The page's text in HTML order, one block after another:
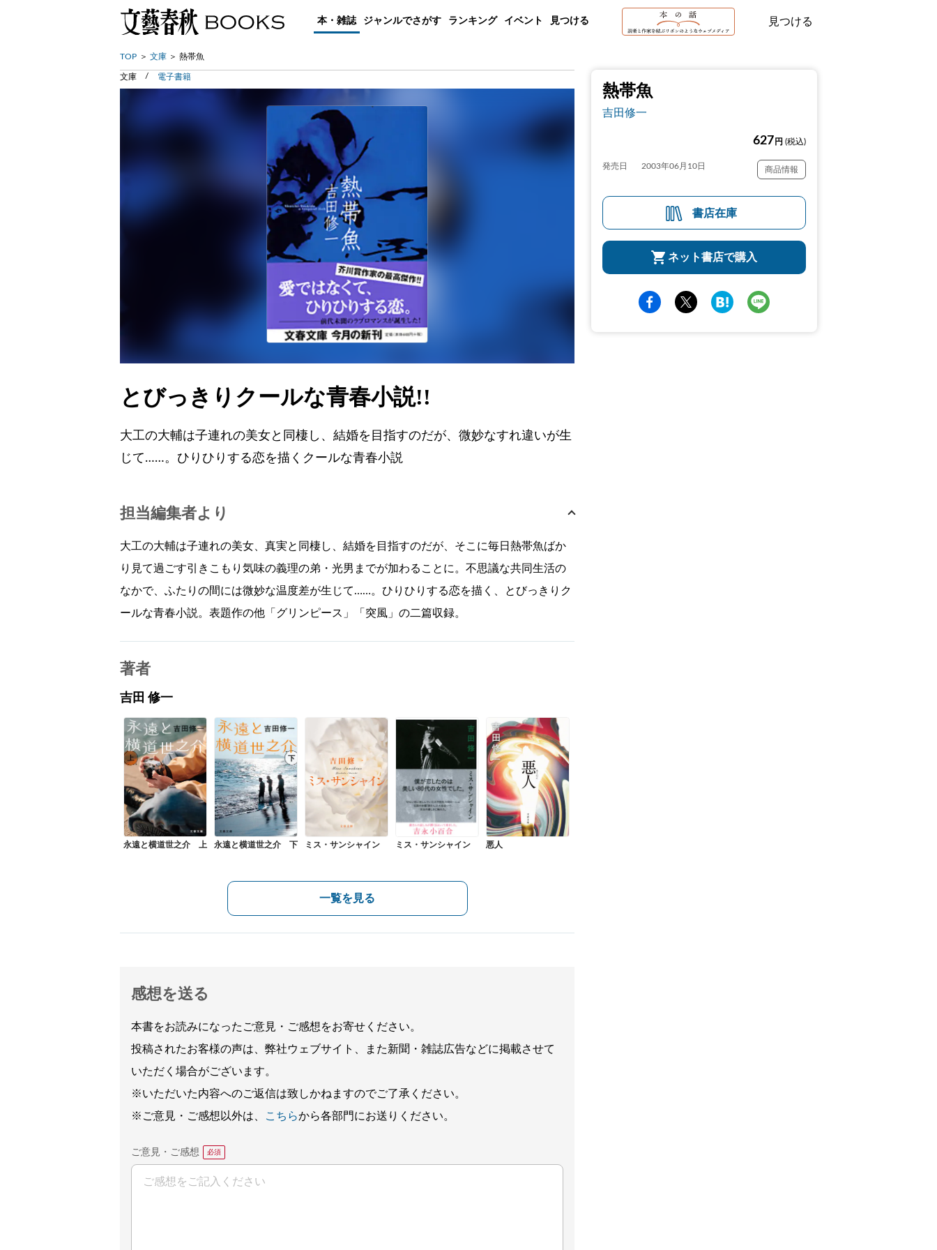
本・雑誌 ジャンルでさがす ランキング イベント 見つける 見つける
TOP 文庫 熱帯魚
熱帯魚
吉田修一
627 円 (税込)
発売日 2003年06月10日 商品情報
書店在庫
ネット書店で購入
文庫 電子書籍
とびっきりクールな青春小説!!
大工の大輔は子連れの美女と同棲し、結婚を目指すのだが、微妙なすれ違いが生
じて……。ひりひりする恋を描くクールな青春小説
担当編集者より
大工の大輔は子連れの美女、真実と同棲し、結婚を目指すのだが、そこに毎日熱帯魚ばか
り見て過ごす引きこもり気味の義理の弟・光男までが加わることに。不思議な共同生活の
なかで、ふたりの間には微妙な温度差が生じて……。ひりひりする恋を描く、とびっきりク
ールな青春小説。表題作の他「グリンピース」「突風」の二篇収録。
著者
吉田 修一
永遠と横道世之介 上 永遠と横道世之介 下 ミス・サンシャイン ミス・サンシャイン 悪人
一覧を見る
感想を送る
本書をお読みになったご意見・ご感想をお寄せください。
投稿されたお客様の声は、弊社ウェブサイト、また新聞・雑誌広告などに掲載させて
いただく場合がございます。
※いただいた内容へのご返信は致しかねますのでご了承ください。
※ご意見・ご感想以外は、
こちらから各部門にお送りください。
ご意見・ご感想